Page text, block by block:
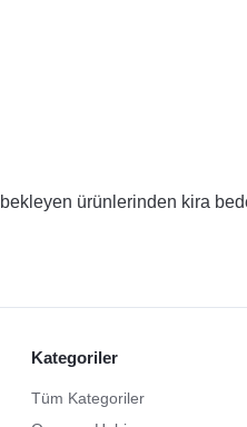
bekleyen ürünlerinden kira
Kategoriler
Tüm Kategoriler